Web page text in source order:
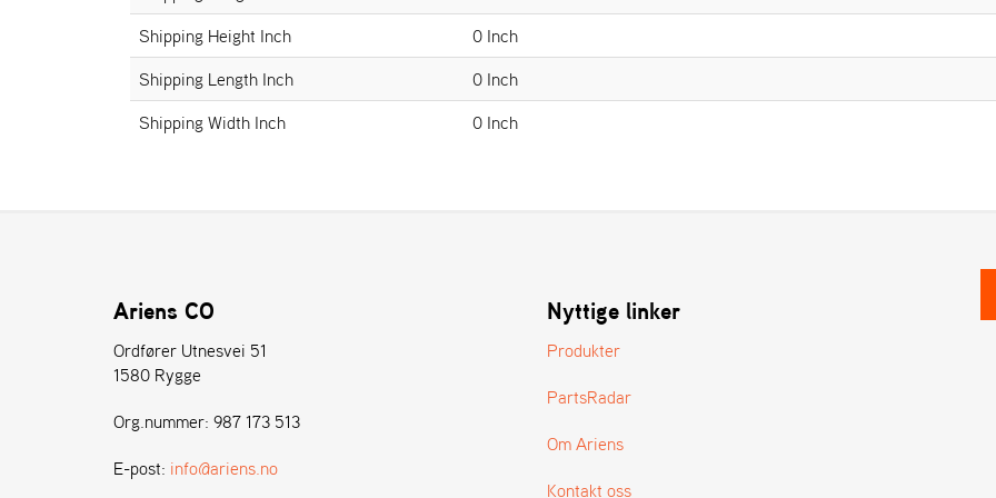
Shipping Height Inch
0 Inch
Shipping Length Inch
0 Inch
Shipping Width Inch
0 Inch
Ariens CO
Ordfører Utnesvei 51
1580 Rygge
Org.nummer: 987 173 513
E-post: info@ariens.no
Nyttige linker
Produkter
PartsRadar
Om Ariens
Kontakt oss